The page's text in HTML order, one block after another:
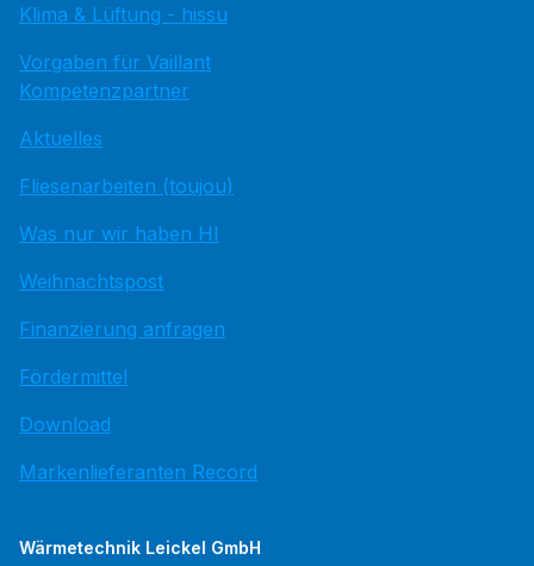
Klima & Lüftung - hissu
Vorgaben für Vaillant
Kompetenzpartner
Aktuelles
Fliesenarbeiten (toujou)
Was nur wir haben HI
Weihnachtspost
Finanzierung anfragen
Fördermittel
Download
Markenlieferanten Record
Wärmetechnik Leickel GmbH